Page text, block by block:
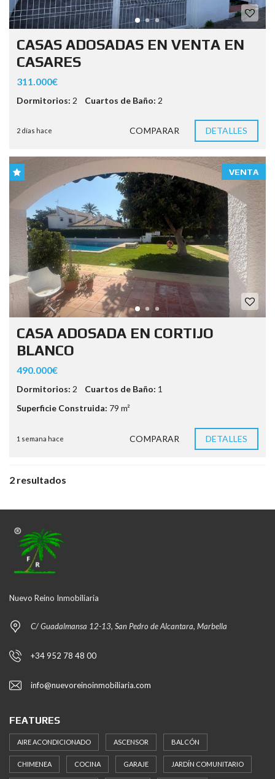
CASAS ADOSADAS EN VENTA EN
CASARES
311.000€
Dormitorios: 2 Cuartos de Baño: 2
2 días hace COMPARAR DETALLES
VENTA
CASA ADOSADA EN CORTIJO
BLANCO
490.000€
Dormitorios: 2 Cuartos de Baño: 1
Superficie Construida: 79 m²
1 semana hace COMPARAR DETALLES
2 resultados
Nuevo Reino Inmobiliaria
C/ Guadalmansa 12-13, San Pedro de Alcantara, Marbella
+34 952 78 48 00
info@nuevoreinoinmobiliaria.com
FEATURES
AIRE ACONDICIONADO ASCENSOR BALCÓN
CHIMENEA COCINA GARAJE JARDÍN COMUNITARIO